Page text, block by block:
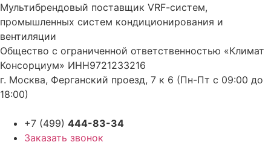
Перейти
к
содержимому
Мультибрендовый поставщик VRF-cистем,
промышленных систем кондиционирования и
вентиляции
Общество с ограниченной ответственностью «Климат
Консорциум» ИНН9721233216
г. Москва, Ферганский проезд, 7 к 6 (Пн-Пт с 09:00 до
18:00)
+7 (499) 444-83-34
Заказать звонок